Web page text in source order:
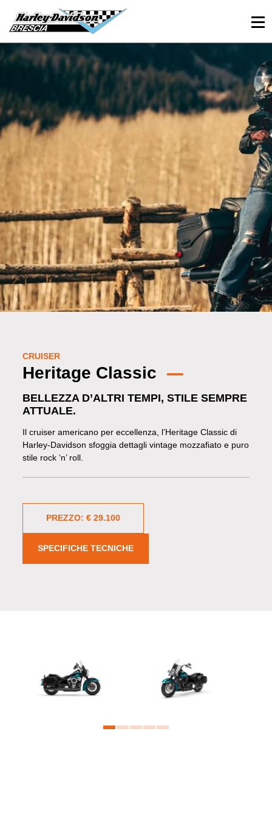
030 3366984 Viale Sant’Eufemia, 26 - Brescia
CRUISER
Heritage Classic
BELLEZZA D’ALTRI TEMPI, STILE SEMPRE
ATTUALE.
Il cruiser americano per eccellenza, l’Heritage Classic di
Harley-Davidson sfoggia dettagli vintage mozzafiato e puro
stile rock ‘n’ roll.
PREZZO: € 29.100
SPECIFICHE TECNICHE